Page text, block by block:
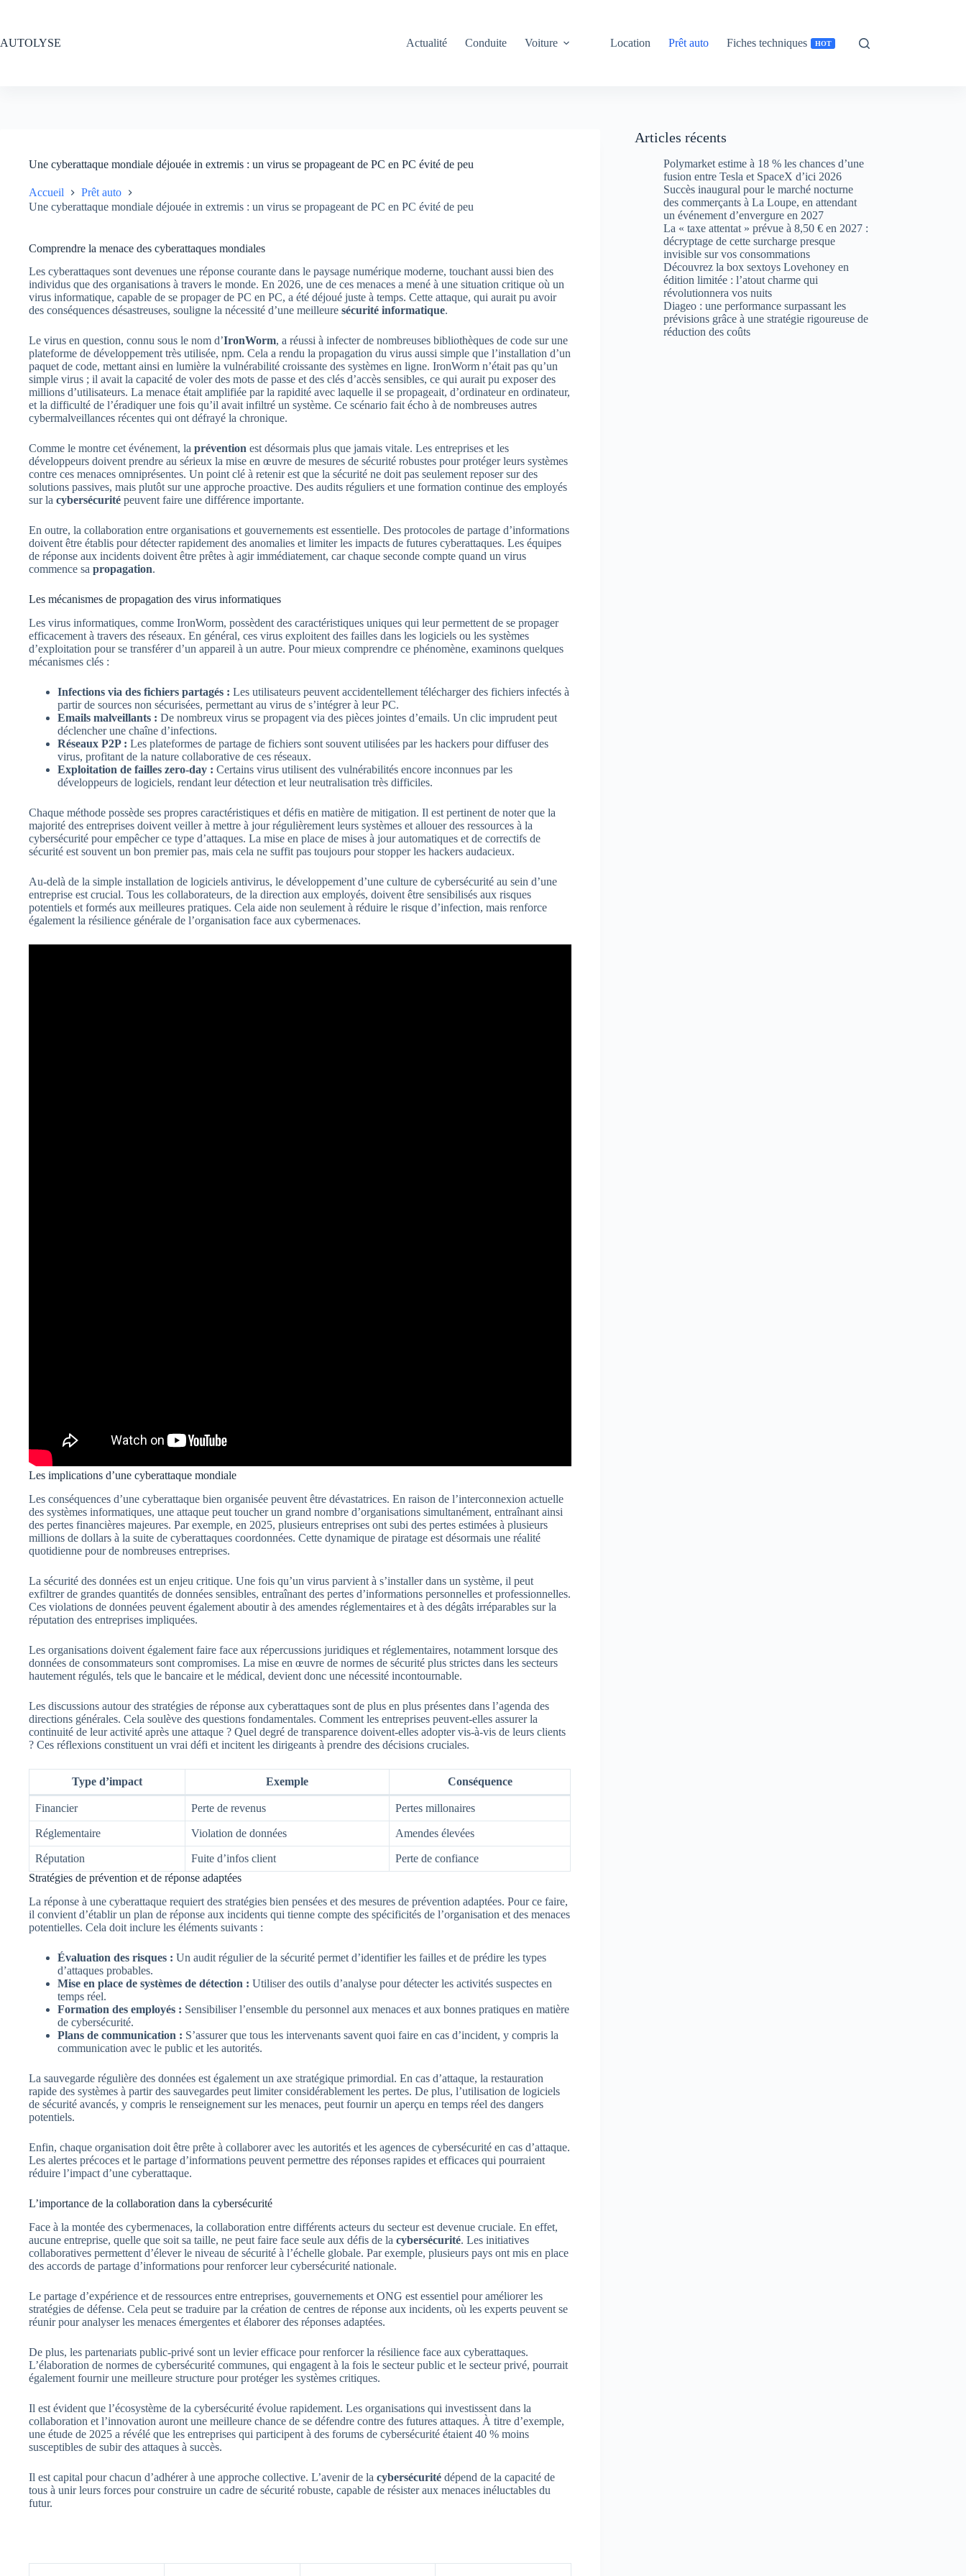
AUTOLYSE
Actualité Conduite Voiture Location Prêt auto Fiches techniques HOT
Une cyberattaque mondiale déjouée in extremis : un virus se propageant de PC en PC évité de peu
Accueil
Prêt auto
Une cyberattaque mondiale déjouée in extremis : un virus se propageant de PC en PC évité de peu
Comprendre la menace des cyberattaques mondiales
Les cyberattaques sont devenues une réponse courante dans le paysage numérique moderne, touchant aussi bien des
individus que des organisations à travers le monde. En 2026, une de ces menaces a mené à une situation critique où un
virus informatique, capable de se propager de PC en PC, a été déjoué juste à temps. Cette attaque, qui aurait pu avoir
des conséquences désastreuses, souligne la nécessité d’une meilleure sécurité informatique.
Le virus en question, connu sous le nom d’IronWorm, a réussi à infecter de nombreuses bibliothèques de code sur une
plateforme de développement très utilisée, npm. Cela a rendu la propagation du virus aussi simple que l’installation d’un
paquet de code, mettant ainsi en lumière la vulnérabilité croissante des systèmes en ligne. IronWorm n’était pas qu’un
simple virus ; il avait la capacité de voler des mots de passe et des clés d’accès sensibles, ce qui aurait pu exposer des
millions d’utilisateurs. La menace était amplifiée par la rapidité avec laquelle il se propageait, d’ordinateur en ordinateur,
et la difficulté de l’éradiquer une fois qu’il avait infiltré un système. Ce scénario fait écho à de nombreuses autres
cybermalveillances récentes qui ont défrayé la chronique.
Comme le montre cet événement, la prévention est désormais plus que jamais vitale. Les entreprises et les
développeurs doivent prendre au sérieux la mise en œuvre de mesures de sécurité robustes pour protéger leurs systèmes
contre ces menaces omniprésentes. Un point clé à retenir est que la sécurité ne doit pas seulement reposer sur des
solutions passives, mais plutôt sur une approche proactive. Des audits réguliers et une formation continue des employés
sur la cybersécurité peuvent faire une différence importante.
En outre, la collaboration entre organisations et gouvernements est essentielle. Des protocoles de partage d’informations
doivent être établis pour détecter rapidement des anomalies et limiter les impacts de futures cyberattaques. Les équipes
de réponse aux incidents doivent être prêtes à agir immédiatement, car chaque seconde compte quand un virus
commence sa propagation.
Les mécanismes de propagation des virus informatiques
Les virus informatiques, comme IronWorm, possèdent des caractéristiques uniques qui leur permettent de se propager
efficacement à travers des réseaux. En général, ces virus exploitent des failles dans les logiciels ou les systèmes
d’exploitation pour se transférer d’un appareil à un autre. Pour mieux comprendre ce phénomène, examinons quelques
mécanismes clés :
Infections via des fichiers partagés : Les utilisateurs peuvent accidentellement télécharger des fichiers infectés à
partir de sources non sécurisées, permettant au virus de s’intégrer à leur PC.
Emails malveillants : De nombreux virus se propagent via des pièces jointes d’emails. Un clic imprudent peut
déclencher une chaîne d’infections.
Réseaux P2P : Les plateformes de partage de fichiers sont souvent utilisées par les hackers pour diffuser des
virus, profitant de la nature collaborative de ces réseaux.
Exploitation de failles zero-day : Certains virus utilisent des vulnérabilités encore inconnues par les
développeurs de logiciels, rendant leur détection et leur neutralisation très difficiles.
Chaque méthode possède ses propres caractéristiques et défis en matière de mitigation. Il est pertinent de noter que la
majorité des entreprises doivent veiller à mettre à jour régulièrement leurs systèmes et allouer des ressources à la
cybersécurité pour empêcher ce type d’attaques. La mise en place de mises à jour automatiques et de correctifs de
sécurité est souvent un bon premier pas, mais cela ne suffit pas toujours pour stopper les hackers audacieux.
Au-delà de la simple installation de logiciels antivirus, le développement d’une culture de cybersécurité au sein d’une
entreprise est crucial. Tous les collaborateurs, de la direction aux employés, doivent être sensibilisés aux risques
potentiels et formés aux meilleures pratiques. Cela aide non seulement à réduire le risque d’infection, mais renforce
également la résilience générale de l’organisation face aux cybermenaces.
Les implications d’une cyberattaque mondiale
Les conséquences d’une cyberattaque bien organisée peuvent être dévastatrices. En raison de l’interconnexion actuelle
des systèmes informatiques, une attaque peut toucher un grand nombre d’organisations simultanément, entraînant ainsi
des pertes financières majeures. Par exemple, en 2025, plusieurs entreprises ont subi des pertes estimées à plusieurs
millions de dollars à la suite de cyberattaques coordonnées. Cette dynamique de piratage est désormais une réalité
quotidienne pour de nombreuses entreprises.
La sécurité des données est un enjeu critique. Une fois qu’un virus parvient à s’installer dans un système, il peut
exfiltrer de grandes quantités de données sensibles, entraînant des pertes d’informations personnelles et professionnelles.
Ces violations de données peuvent également aboutir à des amendes réglementaires et à des dégâts irréparables sur la
réputation des entreprises impliquées.
Les organisations doivent également faire face aux répercussions juridiques et réglementaires, notamment lorsque des
données de consommateurs sont compromises. La mise en œuvre de normes de sécurité plus strictes dans les secteurs
hautement régulés, tels que le bancaire et le médical, devient donc une nécessité incontournable.
Les discussions autour des stratégies de réponse aux cyberattaques sont de plus en plus présentes dans l’agenda des
directions générales. Cela soulève des questions fondamentales. Comment les entreprises peuvent-elles assurer la
continuité de leur activité après une attaque ? Quel degré de transparence doivent-elles adopter vis-à-vis de leurs clients
? Ces réflexions constituent un vrai défi et incitent les dirigeants à prendre des décisions cruciales.
Type d’impact Exemple Conséquence
Financier Perte de revenus Pertes millonaires
Réglementaire Violation de données Amendes élevées
Réputation Fuite d’infos client
Perte de confiance
Stratégies de prévention et de réponse adaptées
La réponse à une cyberattaque requiert des stratégies bien pensées et des mesures de prévention adaptées. Pour ce faire,
il convient d’établir un plan de réponse aux incidents qui tienne compte des spécificités de l’organisation et des menaces
potentielles. Cela doit inclure les éléments suivants :
Évaluation des risques : Un audit régulier de la sécurité permet d’identifier les failles et de prédire les types
d’attaques probables.
Mise en place de systèmes de détection : Utiliser des outils d’analyse pour détecter les activités suspectes en
temps réel.
Formation des employés : Sensibiliser l’ensemble du personnel aux menaces et aux bonnes pratiques en matière
de cybersécurité.
Plans de communication : S’assurer que tous les intervenants savent quoi faire en cas d’incident, y compris la
communication avec le public et les autorités.
La sauvegarde régulière des données est également un axe stratégique primordial. En cas d’attaque, la restauration
rapide des systèmes à partir des sauvegardes peut limiter considérablement les pertes. De plus, l’utilisation de logiciels
de sécurité avancés, y compris le renseignement sur les menaces, peut fournir un aperçu en temps réel des dangers
potentiels.
Enfin, chaque organisation doit être prête à collaborer avec les autorités et les agences de cybersécurité en cas d’attaque.
Les alertes précoces et le partage d’informations peuvent permettre des réponses rapides et efficaces qui pourraient
réduire l’impact d’une cyberattaque.
L’importance de la collaboration dans la cybersécurité
Face à la montée des cybermenaces, la collaboration entre différents acteurs du secteur est devenue cruciale. En effet,
aucune entreprise, quelle que soit sa taille, ne peut faire face seule aux défis de la cybersécurité. Les initiatives
collaboratives permettent d’élever le niveau de sécurité à l’échelle globale. Par exemple, plusieurs pays ont mis en place
des accords de partage d’informations pour renforcer leur cybersécurité nationale.
Le partage d’expérience et de ressources entre entreprises, gouvernements et ONG est essentiel pour améliorer les
stratégies de défense. Cela peut se traduire par la création de centres de réponse aux incidents, où les experts peuvent se
réunir pour analyser les menaces émergentes et élaborer des réponses adaptées.
De plus, les partenariats public-privé sont un levier efficace pour renforcer la résilience face aux cyberattaques.
L’élaboration de normes de cybersécurité communes, qui engagent à la fois le secteur public et le secteur privé, pourrait
également fournir une meilleure structure pour protéger les systèmes critiques.
Il est évident que l’écosystème de la cybersécurité évolue rapidement. Les organisations qui investissent dans la
collaboration et l’innovation auront une meilleure chance de se défendre contre des futures attaques. À titre d’exemple,
une étude de 2025 a révélé que les entreprises qui participent à des forums de cybersécurité étaient 40 % moins
susceptibles de subir des attaques à succès.
Il est capital pour chacun d’adhérer à une approche collective. L’avenir de la cybersécurité dépend de la capacité de
tous à unir leurs forces pour construire un cadre de sécurité robuste, capable de résister aux menaces inéluctables du
futur.
Articles récents
Polymarket estime à 18 % les chances d’une
fusion entre Tesla et SpaceX d’ici 2026
Succès inaugural pour le marché nocturne
des commerçants à La Loupe, en attendant
un événement d’envergure en 2027
La « taxe attentat » prévue à 8,50 € en 2027 :
décryptage de cette surcharge presque
invisible sur vos consommations
Découvrez la box sextoys Lovehoney en
édition limitée : l’atout charme qui
révolutionnera vos nuits
Diageo : une performance surpassant les
prévisions grâce à une stratégie rigoureuse de
réduction des coûts